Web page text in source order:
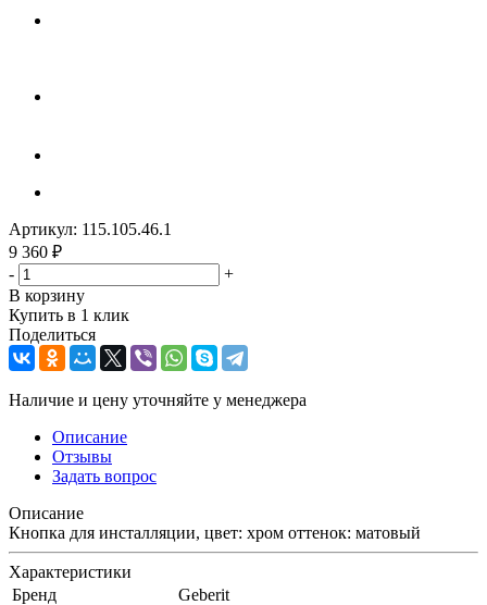
Артикул: 115.105.46.1
9 360 ₽
-
+
В корзину
Купить в 1 клик
Поделиться
Наличие и цену уточняйте у менеджера
Описание
Отзывы
Задать вопрос
Описание
Кнопка для инсталляции, цвет: хром оттенок: матовый
Характеристики
Бренд
Geberit